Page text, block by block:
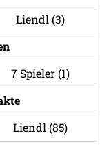
Liendl (3)
7 Spieler (1)
Liendl (85)